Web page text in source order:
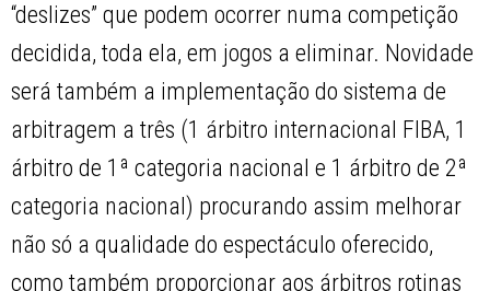
“deslizes” que podem ocorrer numa competição
decidida, toda ela, em jogos a eliminar. Novidade
será também a implementação do sistema de
arbitragem a três (1 árbitro internacional FIBA, 1
árbitro de 1ª categoria nacional e 1 árbitro de 2ª
categoria nacional) procurando assim melhorar
não só a qualidade do espectáculo oferecido,
como também proporcionar aos árbitros rotinas